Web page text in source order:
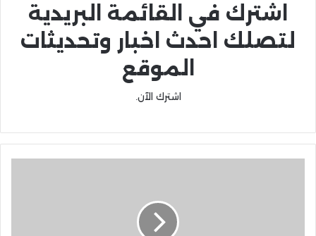
اشترك في القائمة البريدية
لتصلك احدث اخبار وتحديثات
الموقع
اشترك الآن.